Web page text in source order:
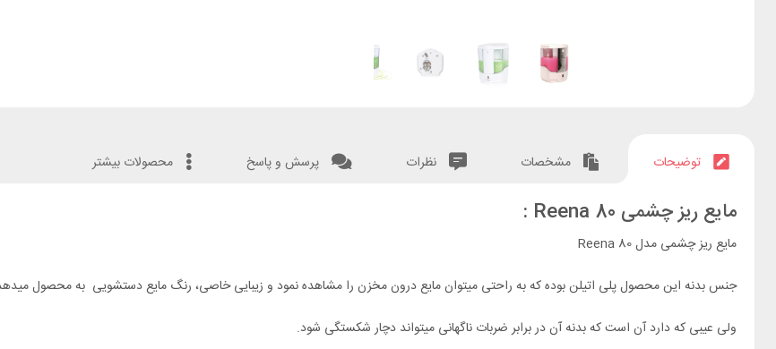
توضیحات مشخصات نظرات پرسش و پاسخ محصولات بیشتر
مایع ریز چشمی Reena 80 :
مایع ریز چشمی مدل Reena 80
جنس بدنه این محصول پلی اتیلن بوده که به راحتی میتوان مایع درون مخزن را مشاهده نمود و زیبایی خاصی، رنگ مایع دستشویی به محصول
ولی عیبی که دارد آن است که بدنه آن در برابر ضربات ناگهانی میتواند دچار شکستگی شود.